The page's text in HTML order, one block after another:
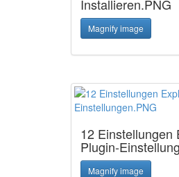
Installieren.PNG
Magnify image
12 Einstellungen
Plugin-
Magnify image